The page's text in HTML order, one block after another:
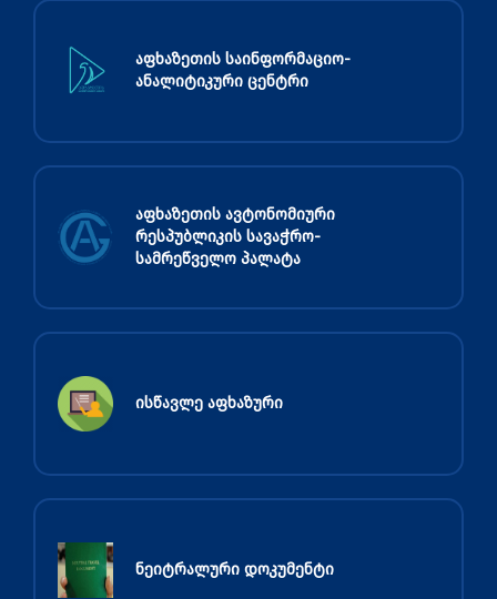
აფხაზეთის საინფორმაციო-
ანალიტიკური ცენტრი
აფხაზეთის ავტონომიური
რესპუბლიკის სავაჭრო-
სამრეწველო პალატა
ისწავლე აფხაზური
ნეიტრალური დოკუმენტი